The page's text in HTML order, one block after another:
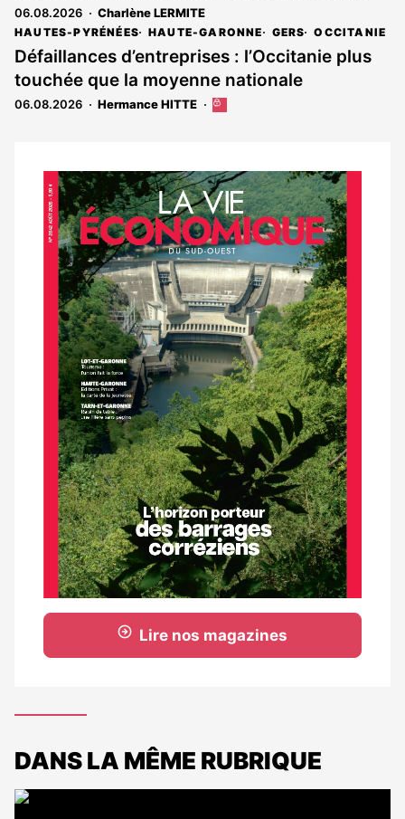
06.08.2026 Charlène LERMITE
HAUTES-PYRÉNÉES HAUTE-GARONNE GERS OCCITANIE
Défaillances d’entreprises : l’Occitanie plus
touchée que la moyenne nationale
06.08.2026 Hermance HITTE
Cet
aux
abonnés
Notre
dernier
magazine
Lire nos magazines
DANS LA MÊME RUBRIQUE